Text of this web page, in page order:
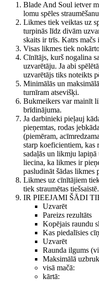
Blade And Soul ietver
lomu spēles
Likmes tiek veiktas uz
turpinās līdz divām
skaits ir trīs. Katrs mačs
Visas likmes tiek
Cīnītājs, kurš nogalina
uzvarētāju. Ja abi
uzvarētājs tiks noteikts
Minimālās un
turnīram atsevišķi.
Bukmeikers var mainīt
brīdinājuma.
Ja darbinieki pieļauj
pieņemtas, rodas
(piemēram,
starp koeficientiem, kas
sadaļās un likmju lapiņā
liecina, ka likmes ir
pasludināt šādas likmes
Likmes uz cīnītājiem
tiek straumētas tiešsaistē.
IR PIEEJAMI ŠĀDI
Uzvarēt
Pareizs rezultāts
Kopējais raundu
Kas piedalīsies
Uzvarēt
Raunda ilgums
Maksimālā
visā mačā:
kārtā: